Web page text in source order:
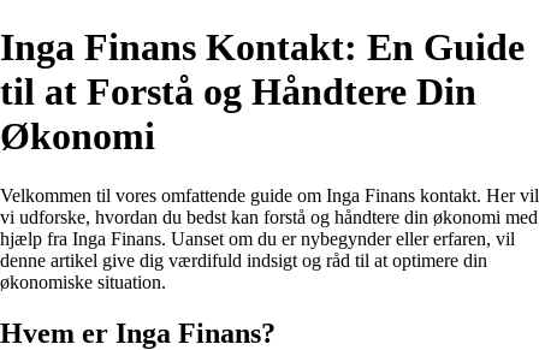
Inga Finans Kontakt: En Guide
til at Forstå og Håndtere Din
Økonomi
Velkommen til vores omfattende guide om Inga Finans kontakt. Her vil
vi udforske, hvordan du bedst kan forstå og håndtere din økonomi med
hjælp fra Inga Finans. Uanset om du er nybegynder eller erfaren, vil
denne artikel give dig værdifuld indsigt og råd til at optimere din
økonomiske situation.
Hvem er Inga Finans?